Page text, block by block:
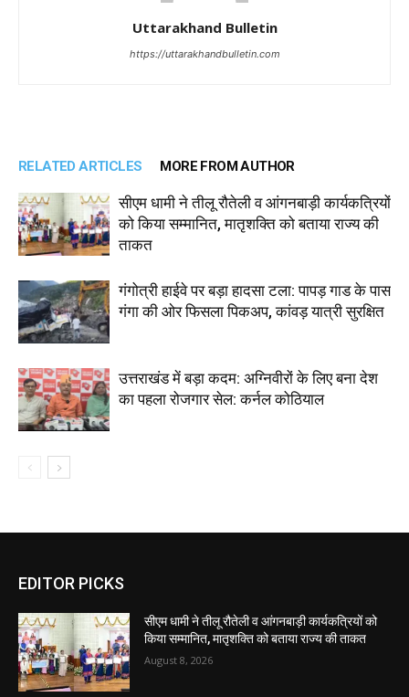
Uttarakhand Bulletin
https://uttarakhandbulletin.com
RELATED ARTICLES MORE FROM AUTHOR
सीएम धामी ने तीलू रौतेली व आंगनबाड़ी कार्यकत्रियों
को किया सम्मानित, मातृशक्ति को बताया राज्य की
ताकत
गंगोत्री हाईवे पर बड़ा हादसा टला: पापड़ गाड के पास
गंगा की ओर फिसला पिकअप, कांवड़ यात्री सुरक्षित
उत्तराखंड में बड़ा कदम: अग्निवीरों के लिए बना देश
का पहला रोजगार सेल: कर्नल कोठियाल
EDITOR PICKS
सीएम धामी ने तीलू रौतेली व आंगनबाड़ी कार्यकत्रियों को
किया सम्मानित, मातृशक्ति को बताया राज्य की ताकत
August 8, 2026